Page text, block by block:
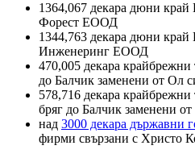
1364,067 декара дюни край
Форест ЕООД
1344,763 декара дюни
Инженеринг ЕООД
470,005 декара
до Балчик заменени от Ол
578,716 декара
бряг до Балчик заменени
над 3000 декара държавни
фирми свързани с Христо